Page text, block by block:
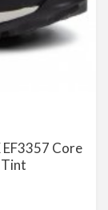
Core
Tint